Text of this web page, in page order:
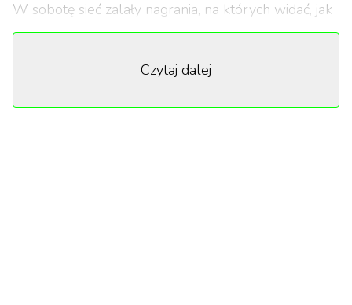
W sobotę sieć zalały nagrania, na których widać, jak
influencer Crawly oraz grupa młodych ludzi
grupie, która wskakuje na dachy aut. Nastolatkowie
mają na głowie kartony. W pewnym momencie ktoś
Czytaj dalej